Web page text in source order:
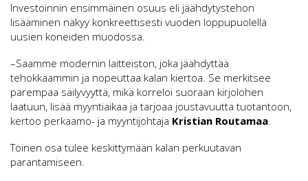
Investoinnin ensimmäinen osuus eli jäähdytystehon
lisääminen näkyy konkreettisesti vuoden loppupuolella
uusien koneiden muodossa.
–Saamme modernin laitteiston, joka jäähdyttää
tehokkaammin ja nopeuttaa kalan kiertoa. Se merkitsee
parempaa säilyvyyttä, mikä korreloi suoraan kirjolohen
laatuun, lisää myyntiaikaa ja tarjoaa joustavuutta tuotantoon,
kertoo perkaamo- ja myyntijohtaja Kristian Routamaa.
Toinen osa tulee keskittymään kalan perkuutavan
parantamiseen.